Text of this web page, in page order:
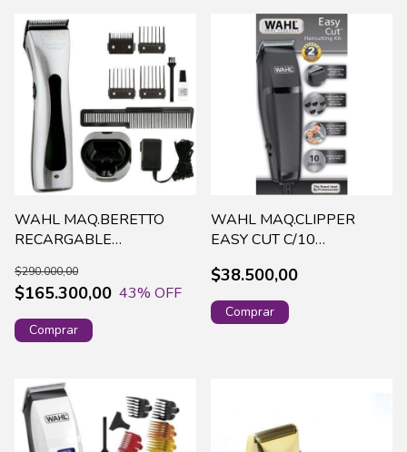
WAHL MAQ.BERETTO
RECARGABLE
$165.300,00
$290.000,00
43% OFF
WAHL MAQ.CLIPPER
EASY CUT C/10
$38.500,00